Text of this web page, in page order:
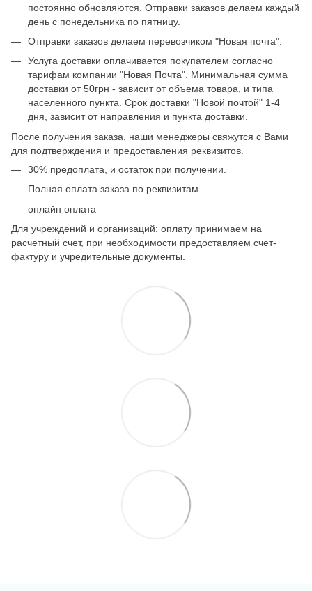
постоянно обновляются. Отправки заказов делаем каждый
день с понедельника по пятницу.
Отправки заказов делаем перевозчиком "Новая почта".
Услуга доставки оплачивается покупателем согласно
тарифам компании "Новая Почта". Минимальная сумма
доставки от 50грн - зависит от объема товара, и типа
населенного пункта. Срок доставки "Новой почтой" 1-4
дня, зависит от направления и пункта доставки.
После получения заказа, наши менеджеры свяжутся с Вами
для подтверждения и предоставления реквизитов.
30% предоплата, и остаток при получении.
Полная оплата заказа по реквизитам
онлайн оплата
Для учреждений и организаций: оплату принимаем на
расчетный счет, при необходимости предоставляем счет-
фактуру и учредительные документы.